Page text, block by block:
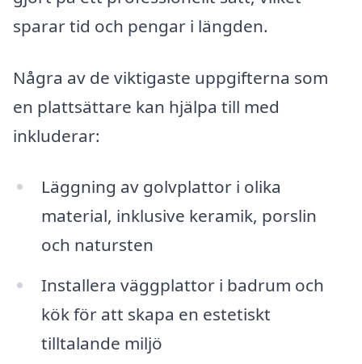
sparar tid och pengar i längden.
Några av de viktigaste uppgifterna som
en plattsättare kan hjälpa till med
inkluderar:
Läggning av golvplattor i olika
material, inklusive keramik, porslin
och natursten
Installera väggplattor i badrum och
kök för att skapa en estetiskt
tilltalande miljö